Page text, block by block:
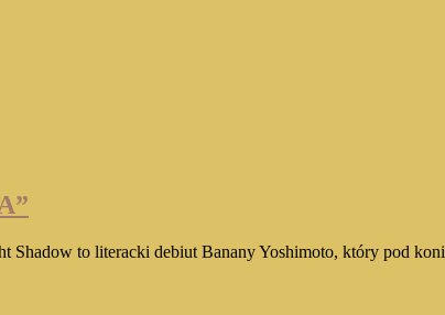
to literacki debiut Banany Yoshimoto, który pod